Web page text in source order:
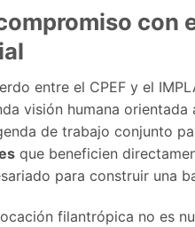
con
entre el CPEF y el
visión humana
de trabajo conjunto
que beneficien
para construir una
filantrópica no es